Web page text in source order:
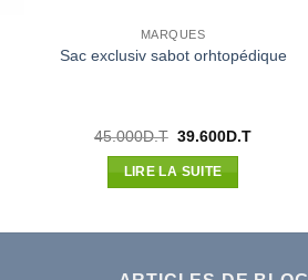
MARQUES
Sac exclusiv sabot orhtopédique
45.000D.T Le
initial
était :
39.600D.TLe
LIRE LA SUITE